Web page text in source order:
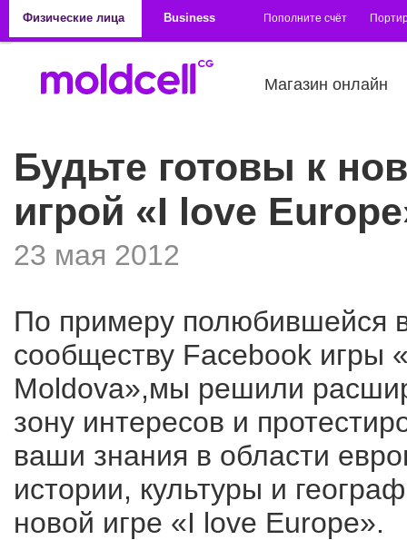
Физические лица
Business Пополните счёт
Магазин онлайн
Будьте готовы к
игрой «I love
23 мая 2012
По примеру полюбившейся
сообществу Facebook игры
Moldova»,мы решили
зону интересов и
ваши знания в области
истории, культуры и
новой игре «I love Europe».